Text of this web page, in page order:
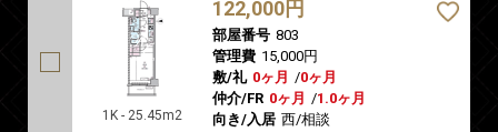
1K - 25.45m2
122,000円
部屋番号 803
管理費 15,000円
敷/礼 0ヶ月 /0ヶ月
仲介/FR 0ヶ月 /1.0ヶ月
向き/入居 西/相談